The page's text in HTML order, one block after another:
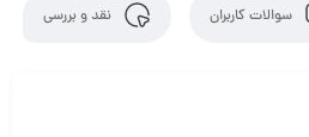
سوالات کاربران نقد و بررسی